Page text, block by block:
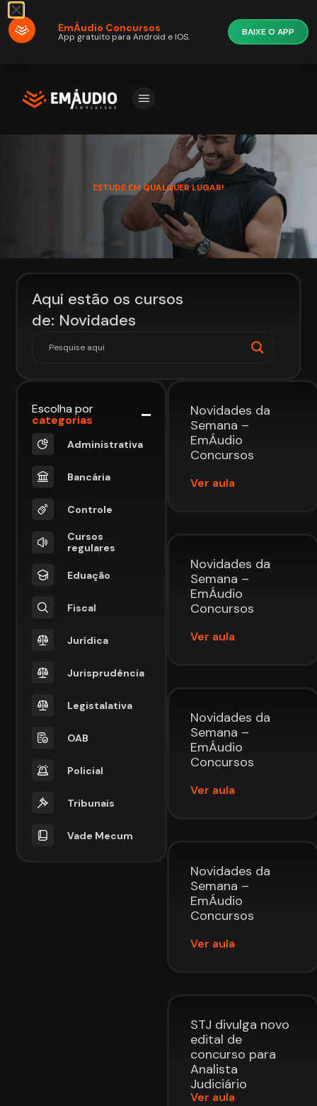
ESTUDE EM QUALQUER LUGAR!
Aqui estão os cursos
de: Novidades
Escolha por
categorias
Administrativa
Bancária
Controle
Cursos
regulares
Eduação
Fiscal
Jurídica
Jurisprudência
Legistalativa
OAB
Policial
Tribunais
Vade Mecum
Novidades da
Semana –
EmÁudio
Concursos
Ver aula
Novidades da
Semana –
EmÁudio
Concursos
Ver aula
Novidades da
Semana –
EmÁudio
Concursos
Ver aula
Novidades da
Semana –
EmÁudio
Concursos
Ver aula
STJ divulga novo
edital de
concurso para
Analista
Judiciário
Ver aula
EmÁudio Concursos
App gratuito para Android e IOS. BAIXE O APP